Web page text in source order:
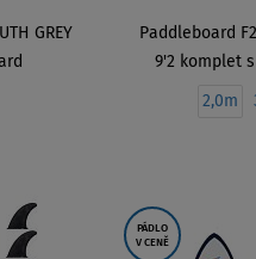
GREY
Paddleboard F2
9'2 komplet
2,0m
PÁDLO
V CENĚ